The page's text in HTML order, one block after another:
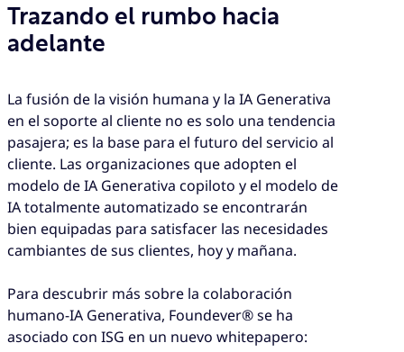
Trazando el rumbo hacia
adelante
La fusión de la visión humana y la IA Generativa
en el soporte al cliente no es solo una tendencia
pasajera; es la base para el futuro del servicio al
cliente. Las organizaciones que adopten el
modelo de IA Generativa copiloto y el modelo de
IA totalmente automatizado se encontrarán
bien equipadas para satisfacer las necesidades
cambiantes de sus clientes, hoy y mañana.
Para descubrir más sobre la colaboración
humano-IA Generativa, Foundever® se ha
asociado con ISG en un nuevo whitepapero: